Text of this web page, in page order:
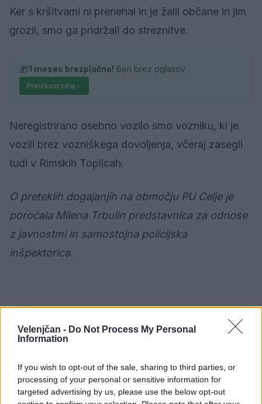
Velenjčan - Do Not Process My Personal
Information
If you wish to opt-out of the sale, sharing to third parties, or
processing of your personal or sensitive information for
targeted advertising by us, please use the below opt-out
Ker s kršitvami ni prenehal in je žalil občane in jim
grozil, smo ga pridržali do streznitve.
🎁1 mesec brezplačno! Beri brez oglasov
Preizkusi zdaj
Neregistrirano osebno vozilo smo vozniku, ki je
vozili brez vozniškega dovoljenja, včeraj zasegli
tudi v Rimskih Toplicah.
O preteklih dogajanjih na območju PU Celje je
poročala Milena Trbulin predstavnica za odnose
z javnostmi in samostojna policijska
inšpektorica.
posameznik kazensko odgovoren za javno spodbujanje
bodo odstranjeni. Pravila komentiranja →